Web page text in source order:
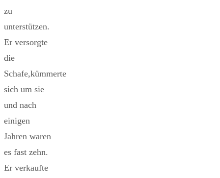
zu
unterstützen.
Er versorgte
die
Schafe,kümmerte
sich um sie
und nach
einigen
Jahren waren
es fast zehn.
Er verkaufte